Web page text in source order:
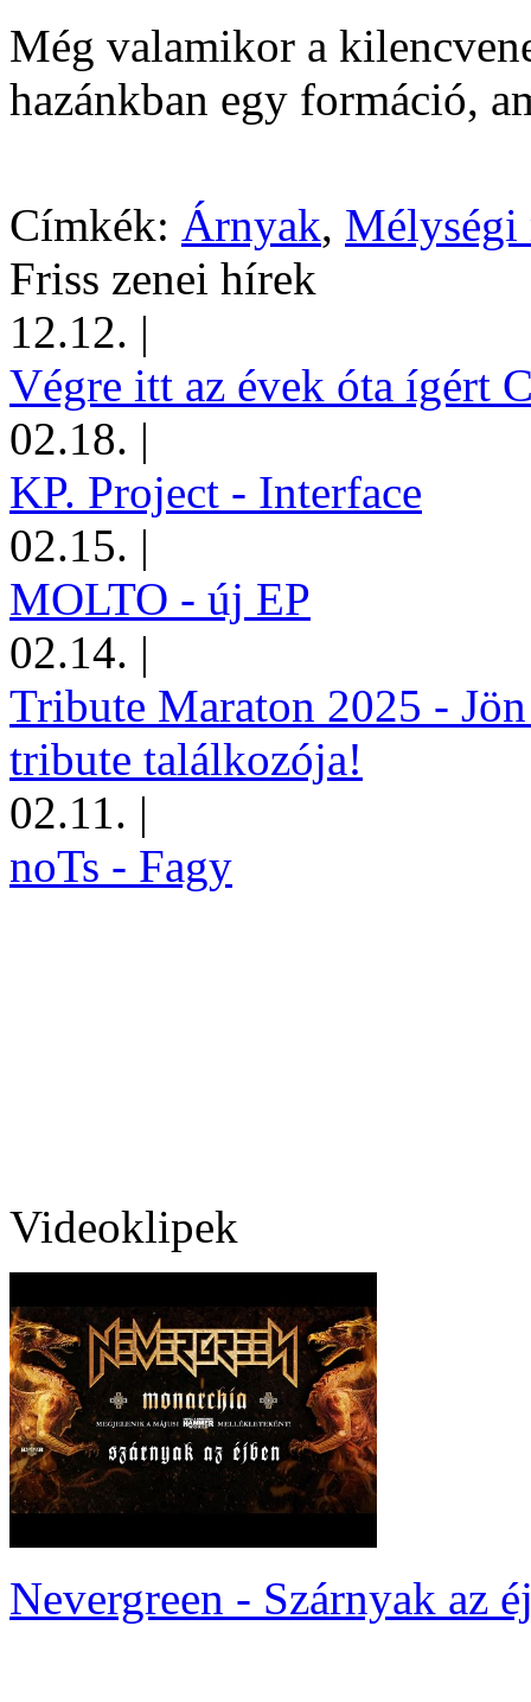
Még valamikor a
hazánkban egy formáció,
Címkék: Árnyak, Mélységi
Friss zenei hírek
12.12. |
Végre itt az évek óta ígért
02.18. |
KP. Project - Interface
02.15. |
MOLTO - új EP
02.14. |
Tribute Maraton 2025 -
tribute találkozója!
02.11. |
noTs - Fagy
Videoklipek
Nevergreen - Szárnyak az